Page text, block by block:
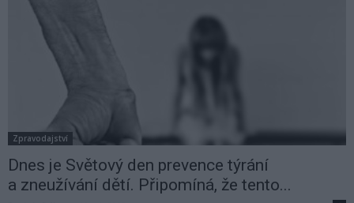
Zpravodajství
Dnes je Světový den prevence týrání
a zneužívání dětí. Připomíná, že tento...